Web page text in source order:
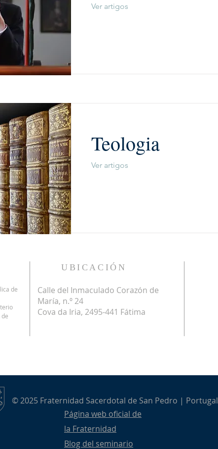
Ver artigos
Teologia
Ver artigos
de
UBICACIÓN
Calle del Inmaculado Corazón de
María, n.º 24
Cova da Iria, 2495-441 Fátima
© 2025 Fraternidad Sacerdotal de San Pedro | Portugal
Página web oficial de
la Fraternidad
Blog del seminario